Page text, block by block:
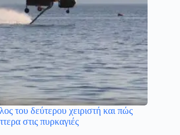
του δεύτερου χειριστή και πώς
στις πυρκαγιές